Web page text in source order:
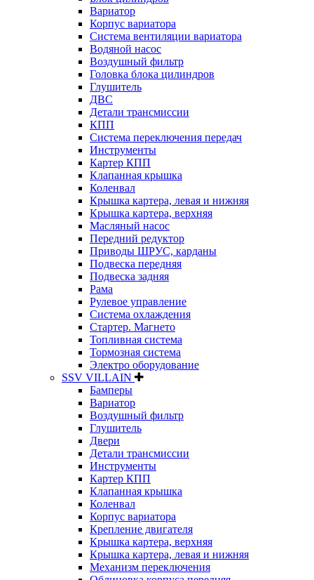
Вариатор
Корпус вариатора
Система вентиляции вариатора
Водяной насос
Воздушный фильтр
Головка блока цилиндров
Глушитель
ДВС
Детали трансмиссии
КПП
Система переключения передач
Инструменты
Картер КПП
Клапанная крышка
Коленвал
Крышка картера, левая и нижняя
Крышка картера, верхняя
Масляный насос
Передний редуктор
Приводы ШРУС, карданы
Подвеска передняя
Подвеска задняя
Рама
Рулевое управление
Система охлаждения
Стартер. Магнето
Топливная система
Тормозная система
Электро оборудование
SSV VILLAIN
Бамперы
Вариатор
Воздушный фильтр
Глушитель
Двери
Детали трансмиссии
Инструменты
Картер КПП
Клапанная крышка
Коленвал
Корпус вариатора
Крепление двигателя
Крышка картера, верхняя
Крышка картера, левая и нижняя
Механизм переключения